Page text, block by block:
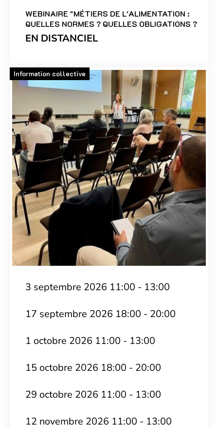
WEBINAIRE "MÉTIERS DE L'ALIMENTATION :
QUELLES NORMES ? QUELLES OBLIGATIONS ?
EN DISTANCIEL
3 septembre 2026 11:00 - 13:00
17 septembre 2026 18:00 - 20:00
1 octobre 2026 11:00 - 13:00
15 octobre 2026 18:00 - 20:00
29 octobre 2026 11:00 - 13:00
12 novembre 2026 11:00 - 13:00
Information collective